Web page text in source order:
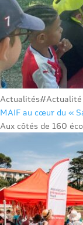
Actualités
MAIF au cœur du «
Aux côtés de 160